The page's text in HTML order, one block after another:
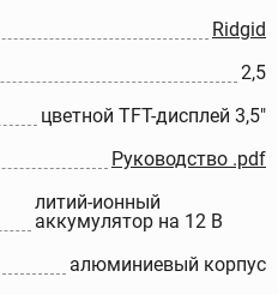
Ridgid
2,5
цветной TFT-дисплей 3,5"
Руководство .pdf
литий-ионный
аккумулятор на 12 В
алюминиевый корпус